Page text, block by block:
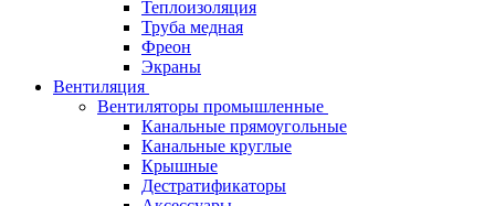
Теплоизоляция
Труба медная
Фреон
Экраны
Вентиляция
Вентиляторы промышленные
Канальные прямоугольные
Канальные круглые
Крышные
Дестратификаторы